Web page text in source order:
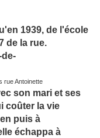
1939, de l'école
de la rue.
son mari et ses
coûter la vie
puis à
échappa à